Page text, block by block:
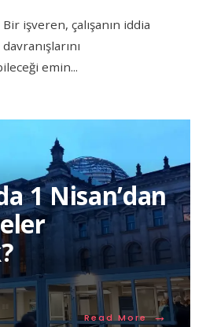
işveren, çalışanın iddia
emin...
1 Nisan’dan
Read More →